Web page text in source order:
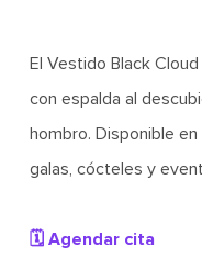
El Vestido Black
con espalda al
hombro. Disponible
galas, cócteles y
🗓️ Agendar cita